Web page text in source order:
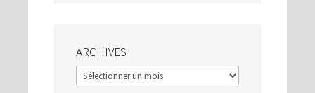
ARCHIVES
Archives